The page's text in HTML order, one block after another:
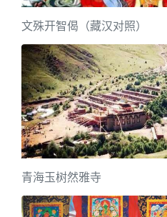
文殊开智偈（藏汉对照）
青海玉树然雅寺